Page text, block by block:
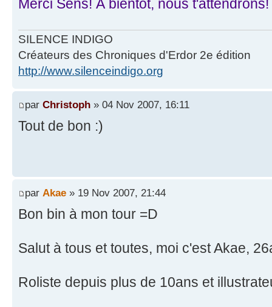
Merci Sens! À bientôt, nous t'attendrons!
SILENCE INDIGO
Créateurs des Chroniques d'Erdor 2e édition
http://www.silenceindigo.org
par Christoph » 04 Nov 2007, 16:11
Tout de bon :)
par Akae » 19 Nov 2007, 21:44
Bon bin à mon tour =D
Salut à tous et toutes, moi c'est Akae,
Roliste depuis plus de 10ans et